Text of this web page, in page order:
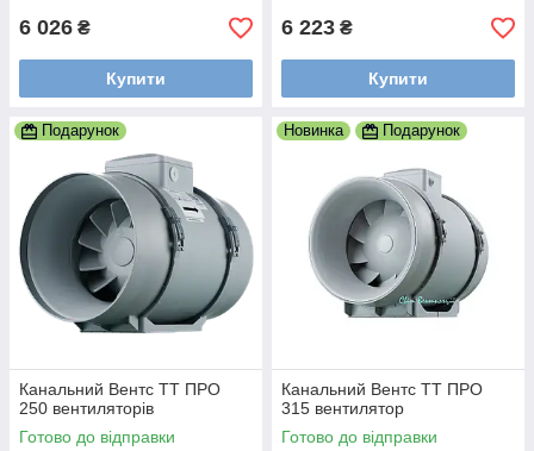
6 026 ₴
Купити
6 223 ₴
Купити
Подарунок
Канальний Вентс ТТ ПРО
250 вентиляторів
Готово до відправки
Новинка Подарунок
Канальний Вентс ТТ ПРО
315 вентилятор
Готово до відправки